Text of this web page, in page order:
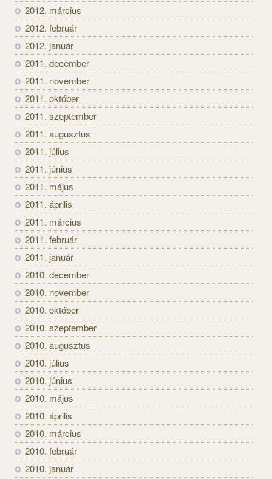
2012. március
2012. február
2012. január
2011. december
2011. november
2011. október
2011. szeptember
2011. augusztus
2011. július
2011. június
2011. május
2011. április
2011. március
2011. február
2011. január
2010. december
2010. november
2010. október
2010. szeptember
2010. augusztus
2010. július
2010. június
2010. május
2010. április
2010. március
2010. február
2010. január